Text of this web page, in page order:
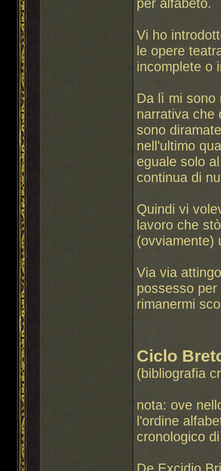
per alfabeto.
Vi ho
le opere
incomplete o
Da lì mi sono
narrativa che
sono
nell'ultimo
eguale solo
continua di
Quindi vi
lavoro che
(ovviamente)
Via via
possesso
rimanermi
Ciclo
(bibliografia
nota: ove
l'ordine
cronologico